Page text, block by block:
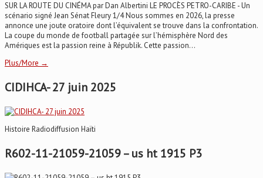
SUR LA ROUTE DU CINÉMA par Dan Albertini LE PROCÈS PETRO-CARIBE - Un
scénario signé Jean Sénat Fleury 1/4 Nous sommes en 2026, la presse
annonce une joute oratoire dont l’équivalent se trouve dans la confrontation.
La coupe du monde de football partagée sur l’hémisphère Nord des
Amériques est la passion reine à Républik. Cette passion...
Plus/More →
CIDIHCA- 27 juin 2025
Histoire Radiodiffusion Haïti
R602-11-21059-21059 – us ht 1915 P3